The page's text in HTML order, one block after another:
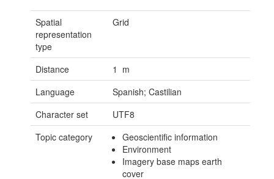
Spatial
representation
type
Grid
Distance
1 m
Language
Spanish; Castilian
Character set
UTF8
Topic category
Geoscientific information
Environment
Imagery base maps earth
cover